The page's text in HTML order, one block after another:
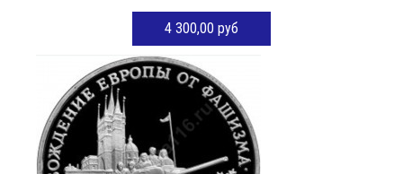
4 300,00 руб
ДОБАВИТЬ В КОРЗИНУ